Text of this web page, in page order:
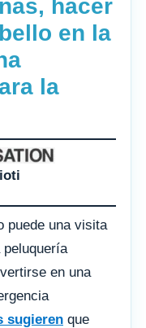
hacer
en la
la
puede una visita
peluquería
en una
sugieren que